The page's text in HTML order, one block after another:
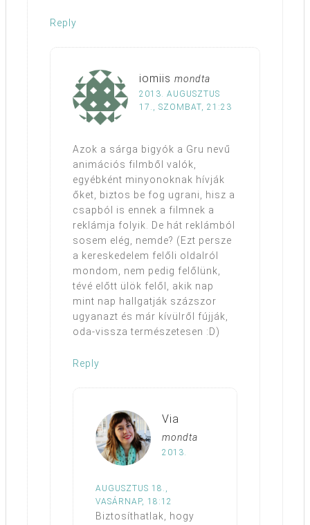
Reply
iomiis mondta
2013. AUGUSZTUS
17., SZOMBAT, 21:23
Azok a sárga bigyók a Gru nevű
animációs filmből valók,
egyébként minyonoknak hívják
őket, biztos be fog ugrani, hisz a
csapból is ennek a filmnek a
reklámja folyik. De hát reklámból
sosem elég, nemde? (Ezt persze
a kereskedelem felőli oldalról
mondom, nem pedig felőlünk,
tévé előtt ülök felől, akik nap
mint nap hallgatják százszor
ugyanazt és már kívülről fújják,
oda-vissza természetesen :D)
Reply
Via
mondta
2013.
AUGUSZTUS 18.,
VASÁRNAP, 18:12
Biztosíthatlak, hogy